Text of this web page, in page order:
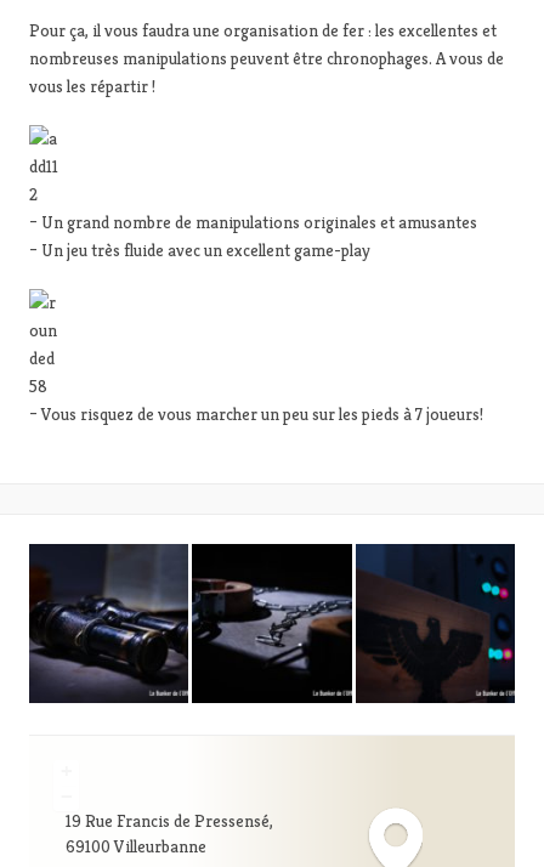
Pour ça, il vous faudra une organisation de fer : les excellentes et
nombreuses manipulations peuvent être chronophages. A vous de
vous les répartir !
– Un grand nombre de manipulations originales et amusantes
– Un jeu très fluide avec un excellent game-play
– Vous risquez de vous marcher un peu sur les pieds à 7 joueurs!
19 Rue Francis de Pressensé,
69100 Villeurbanne